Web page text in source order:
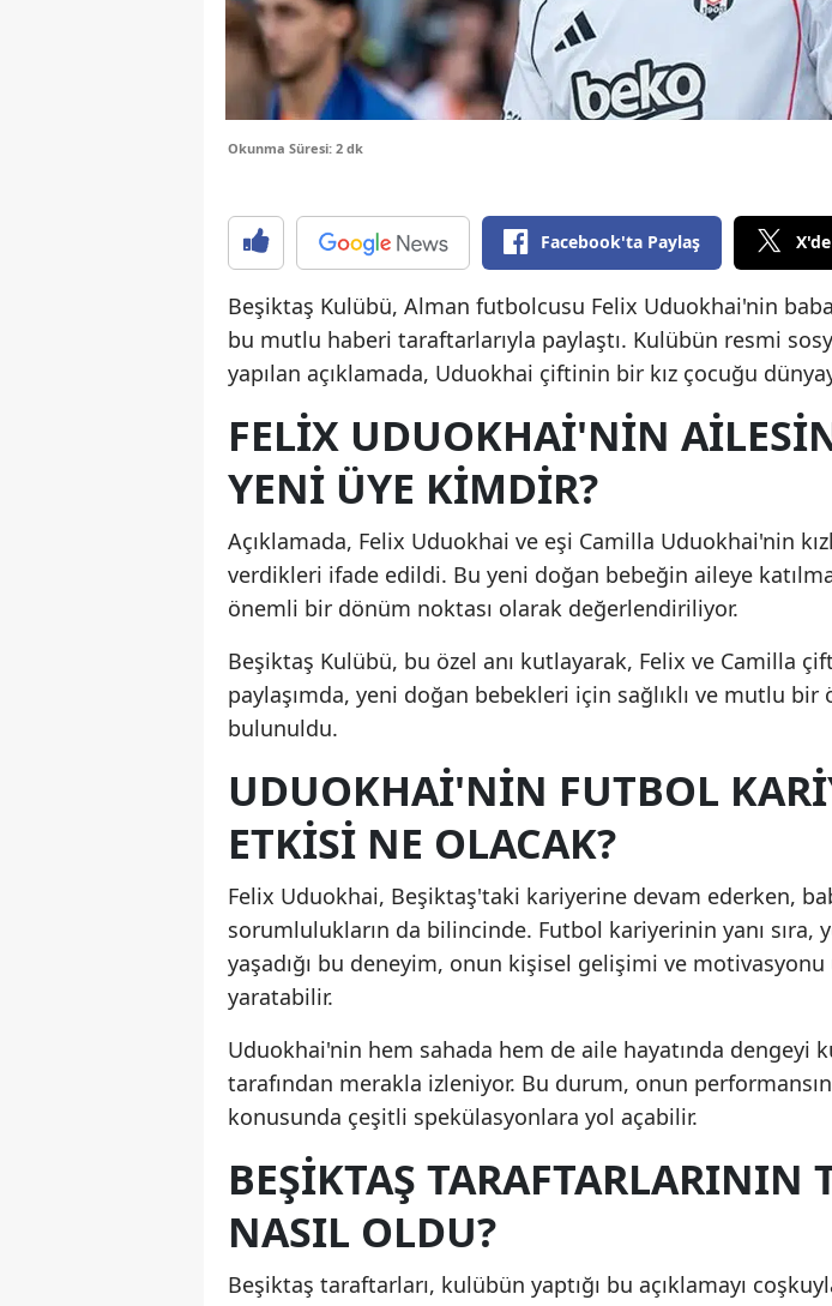
Çanakkale
Çankırı
Çorum
Diyarbakır
Edirne
Elazığ
Erzurum
Eskişehir
Giresun
Gümüşhane
Hakkari
Hatay
Mersin
İzmir
Kayseri
Kırklareli
Kocaeli
Kütahya
Okunma Süresi: 2 dk
Facebook'ta Paylaş
Beşiktaş Kulübü, Alman futbolcusu Felix Uduokhai'nin
bu mutlu haberi taraftarlarıyla paylaştı. Kulübün resmi
yapılan açıklamada, Uduokhai çiftinin bir kız çocuğu
FELIX UDUOKHAI'NIN
YENI ÜYE KIMDIR?
Açıklamada, Felix Uduokhai ve eşi Camilla Uduokhai'nin
verdikleri ifade edildi. Bu yeni doğan bebeğin aileye
önemli bir dönüm noktası olarak değerlendiriliyor.
Beşiktaş Kulübü, bu özel anı kutlayarak, Felix ve Camilla
paylaşımda, yeni doğan bebekleri için sağlıklı ve mutlu
bulunuldu.
UDUOKHAI'NIN FUTBOL
ETKISI NE OLACAK?
Felix Uduokhai, Beşiktaş'taki kariyerine devam ederken,
sorumlulukların da bilincinde. Futbol kariyerinin yanı sıra,
yaşadığı bu deneyim, onun kişisel gelişimi ve
yaratabilir.
Uduokhai'nin hem sahada hem de aile hayatında dengeyi
tarafından merakla izleniyor. Bu durum, onun
konusunda çeşitli spekülasyonlara yol açabilir.
BEŞIKTAŞ TARAFTARLARININ
NASIL OLDU?
Beşiktaş taraftarları, kulübün yaptığı bu açıklamayı